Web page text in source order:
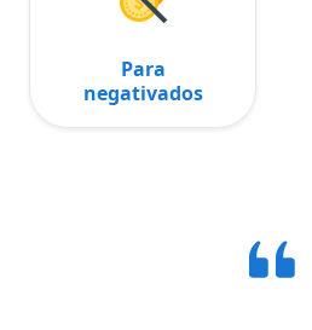
Para
negativados